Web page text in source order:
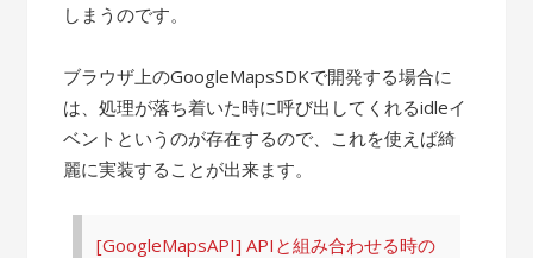
しまうのです。
ブラウザ上のGoogleMapsSDKで開発する場合に
は、処理が落ち着いた時に呼び出してくれるidleイ
ベントというのが存在するので、これを使えば綺
麗に実装することが出来ます。
[GoogleMapsAPI] APIと組み合わせる時の